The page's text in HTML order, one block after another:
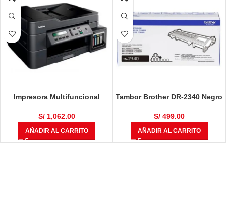
Impresora Multifuncional
S/1,062.00
AÑADIR AL CARRITO
Tambor Brother DR-2340 Negro
S/499.00
AÑADIR AL CARRITO